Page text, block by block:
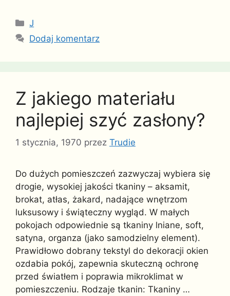
Kategorie
J
Dodaj komentarz
Z jakiego materiału
najlepiej szyć zasłony?
1 stycznia, 1970 przez Trudie
Do dużych pomieszczeń zazwyczaj wybiera się
drogie, wysokiej jakości tkaniny – aksamit,
brokat, atłas, żakard, nadające wnętrzom
luksusowy i świąteczny wygląd. W małych
pokojach odpowiednie są tkaniny lniane, soft,
satyna, organza (jako samodzielny element).
Prawidłowo dobrany tekstyl do dekoracji okien
ozdabia pokój, zapewnia skuteczną ochronę
przed światłem i poprawia mikroklimat w
pomieszczeniu. Rodzaje tkanin: Tkaniny …